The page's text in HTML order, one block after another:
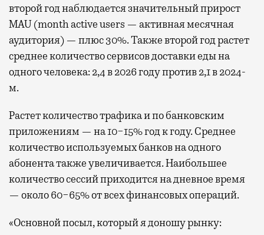
второй год наблюдается значительный прирост
MAU (month active users — активная месячная
аудитория) — плюс 30%. Также второй год растет
среднее количество сервисов доставки еды на
одного человека: 2,4 в 2026 году против 2,1 в 2024-
м.
Растет количество трафика и по банковским
приложениям — на 10−15% год к году. Среднее
количество используемых банков на одного
абонента также увеличивается. Наибольшее
количество сессий приходится на дневное время
— около 60−65% от всех финансовых операций.
«Основной посыл, который я доношу рынку: